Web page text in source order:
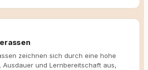
zeichnen sich durch eine hohe
Ausdauer und Lernbereitschaft aus,